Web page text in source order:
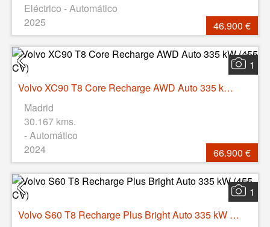
Eléctrico - Automático
2025
46.900 €
1
Volvo XC90 T8 Core Recharge AWD Auto 335 kW (455 CV)
Madrid
30.167 kms.
- Automático
2024
66.900 €
1
Volvo S60 T8 Recharge Plus Bright Auto 335 kW (455 CV)